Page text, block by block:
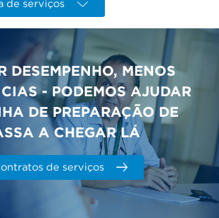
de serviços
DESEMPENHO, MENOS
- PODEMOS AJUDAR
DE PREPARAÇÃO DE
A CHEGAR LÁ
de serviços